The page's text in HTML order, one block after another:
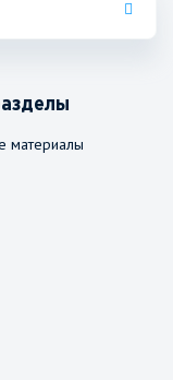
материалы